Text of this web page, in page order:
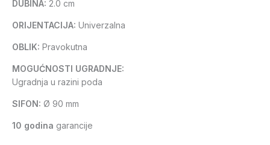
DUBINA: 2.0 cm
ORIJENTACIJA: Univerzalna
OBLIK: Pravokutna
MOGUĆNOSTI UGRADNJE:
Ugradnja u razini poda
SIFON: Ø 90 mm
10 godina garancije